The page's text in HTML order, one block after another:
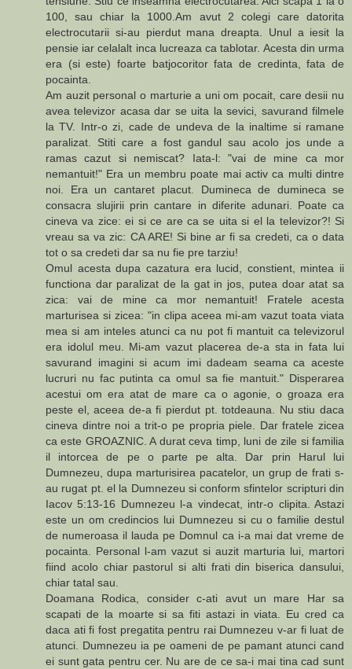
100, sau chiar la 1000.Am avut 2 colegi care datorita
electrocutarii si-au pierdut mana dreapta. Unul a iesit la
pensie iar celalalt inca lucreaza ca tablotar. Acesta din urma
era (si este) foarte batjocoritor fata de credinta, fata de
pocainta.
Am auzit personal o marturie a uni om pocait, care desii nu
avea televizor acasa dar se uita la sevici, savurand filmele
la TV. Intr-o zi, cade de undeva de la inaltime si ramane
paralizat. Stiti care a fost gandul sau acolo jos unde a
ramas cazut si nemiscat? Iata-l: "vai de mine ca mor
nemantuit!" Era un membru poate mai activ ca multi dintre
noi. Era un cantaret placut. Dumineca de dumineca se
consacra slujirii prin cantare in diferite adunari. Poate ca
cineva va zice: ei si ce are ca se uita si el la televizor?! Si
vreau sa va zic: CA ARE! Si bine ar fi sa credeti, ca o data
tot o sa credeti dar sa nu fie pre tarziu!
Omul acesta dupa cazatura era lucid, constient, mintea ii
functiona dar paralizat de la gat in jos, putea doar atat sa
zica: vai de mine ca mor nemantuit! Fratele acesta
marturisea si zicea: "in clipa aceea mi-am vazut toata viata
mea si am inteles atunci ca nu pot fi mantuit ca televizorul
era idolul meu. Mi-am vazut placerea de-a sta in fata lui
savurand imagini si acum imi dadeam seama ca aceste
lucruri nu fac putinta ca omul sa fie mantuit." Disperarea
acestui om era atat de mare ca o agonie, o groaza era
peste el, aceea de-a fi pierdut pt. totdeauna. Nu stiu daca
cineva dintre noi a trit-o pe propria piele. Dar fratele zicea
ca este GROAZNIC. A durat ceva timp, luni de zile si familia
il intorcea de pe o parte pe alta. Dar prin Harul lui
Dumnezeu, dupa marturisirea pacatelor, un grup de frati s-
au rugat pt. el la Dumnezeu si conform sfintelor scripturi din
Iacov 5:13-16 Dumnezeu l-a vindecat, intr-o clipita. Astazi
este un om credincios lui Dumnezeu si cu o familie destul
de numeroasa il lauda pe Domnul ca i-a mai dat vreme de
pocainta. Personal l-am vazut si auzit marturia lui, martori
fiind acolo chiar pastorul si alti frati din biserica dansului,
chiar tatal sau.
Doamana Rodica, consider c-ati avut un mare Har sa
scapati de la moarte si sa fiti astazi in viata. Eu cred ca
daca ati fi fost pregatita pentru rai Dumnezeu v-ar fi luat de
atunci. Dumnezeu ia pe oameni de pe pamant atunci cand
ei sunt gata pentru cer. Nu are de ce sa-i mai tina cad sunt